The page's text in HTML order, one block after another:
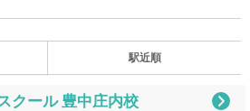
駅近順
クール 豊中庄内校